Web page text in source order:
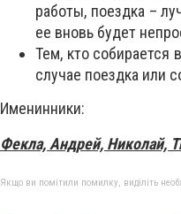
работы, поездка –
ее вновь будет
Тем, кто собирается
случае поездка или
Именинники:
Фекла, Андрей, Николай,
Якщо ви помітили помилку, виділіть